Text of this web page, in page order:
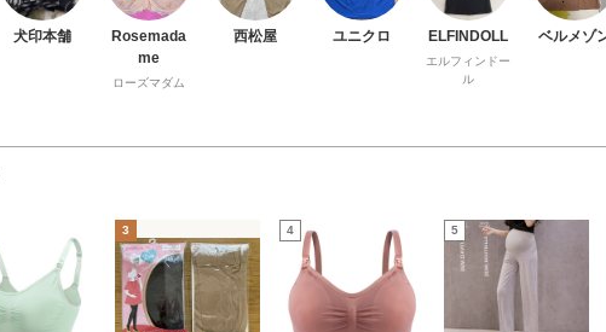
犬印本舗
Rosemada
me
ローズマダム
西松屋 ユニクロ ELFINDOLL
エルフィンドー
ル
ベルメゾ
3 4 5